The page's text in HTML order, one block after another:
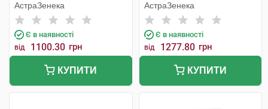
АстраЗенека
Є в наявності
від 1100.30 грн
КУПИТИ
АстраЗенека
Є в наявності
від 1277.80 грн
КУПИТИ